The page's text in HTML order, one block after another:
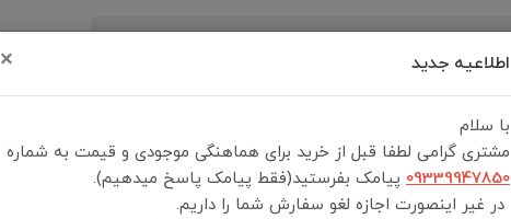
اطلاعیه جدید ×
با سلام
مشتری گرامی لطفا قبل از خرید برای هماهنگی موجودی و قیمت به شماره
09339947850 پیامک بفرستید(فقط پیامک پاسخ میدهیم).
در غیر اینصورت اجازه لغو سفارش شما را داریم.